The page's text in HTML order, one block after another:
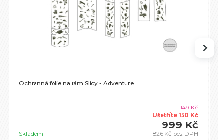
Ochranná fólie na rám Slicy - Adventure
1 149 Kč
Ušetříte 150 Kč
999 Kč
826 Kč bez DPH
Skladem